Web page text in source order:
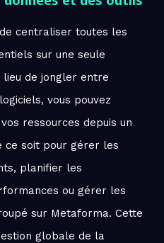
centraliser toutes les
sur une seule
lieu de jongler entre
vous pouvez
ressources depuis un
ce soit pour gérer les
planifier les
ou gérer les
sur Metaforma. Cette
globale de la